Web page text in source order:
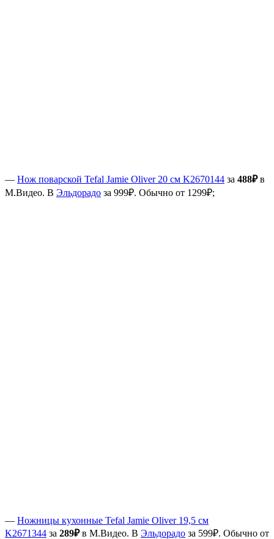
— Нож поварской Tefal Jamie Oliver 20 см K2670144 за 488₽в
М.Видео. В Эльдорадо за 999₽. Обычно от 1299₽;
— Ножницы кухонные Tefal Jamie Oliver 19,5 см
K2671344 за 289₽в М.Видео. В Эльдорадо за 599₽. Обычно от